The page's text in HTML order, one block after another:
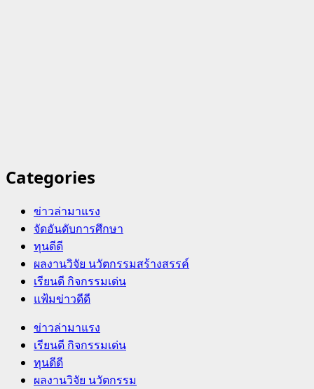
Categories
ข่าวล่ามาแรง
จัดอันดับการศึกษา
ทุนดีดี
ผลงานวิจัย นวัตกรรมสร้างสรรค์
เรียนดี กิจกรรมเด่น
แฟ้มข่าวดีดี
Primary
Menu
ข่าวล่ามาแรง
เรียนดี กิจกรรมเด่น
ทุนดีดี
ผลงานวิจัย นวัตกรรม